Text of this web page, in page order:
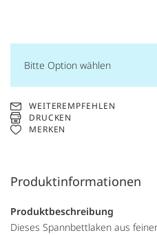
Bitte Option wählen
WEITEREMPFEHLEN
DRUCKEN
MERKEN
Produktinformationen
Produktbeschreibung
Dieses Spannbettlaken aus